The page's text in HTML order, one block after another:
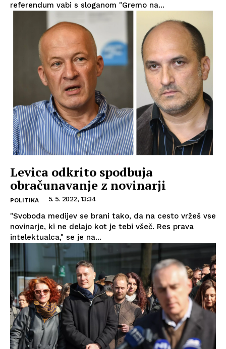
referendum vabi s sloganom "Gremo na...
Levica odkrito spodbuja
obračunavanje z novinarji
POLITIKA 5. 5. 2022, 13:34
"Svoboda medijev se brani tako, da na cesto vržeš vse
novinarje, ki ne delajo kot je tebi všeč. Res prava
intelektualca," se je na...